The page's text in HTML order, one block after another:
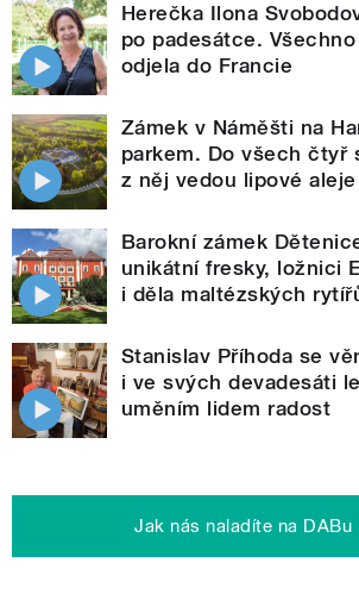
Herečka Ilona
po padesátce.
odjela do Francie
Zámek v Náměšti na
parkem. Do všech čtyř
z něj vedou lipové aleje
Barokní zámek
unikátní fresky, ložnici
i děla maltézských
Stanislav Příhoda se
i ve svých devadesáti
uměním lidem radost
Jak nás naladíte na DABu